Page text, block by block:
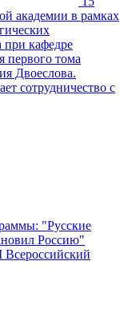
академии в рамках
кафедре
первого тома
Двоеслова.
сотрудничество с
"Русские
Россию"
Всероссийский